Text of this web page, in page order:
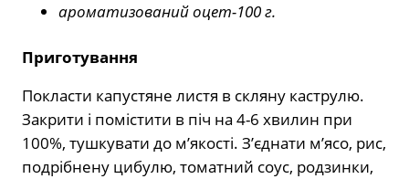
ароматизований оцет-100 г.
Приготування
Покласти капустяне листя в скляну каструлю.
Закрити і помістити в піч на 4-6 хвилин при
100%, тушкувати до м’якості. З’єднати м’ясо, рис,
подрібнену цибулю, томатний соус, родзинки,